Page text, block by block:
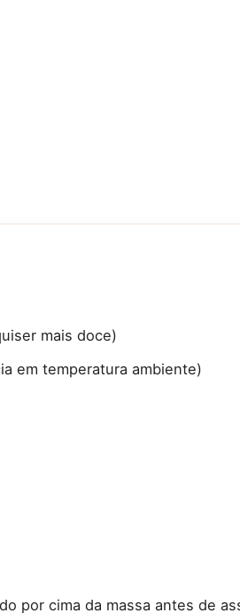
mais doce)
em temperatura ambiente)
por cima da massa antes de